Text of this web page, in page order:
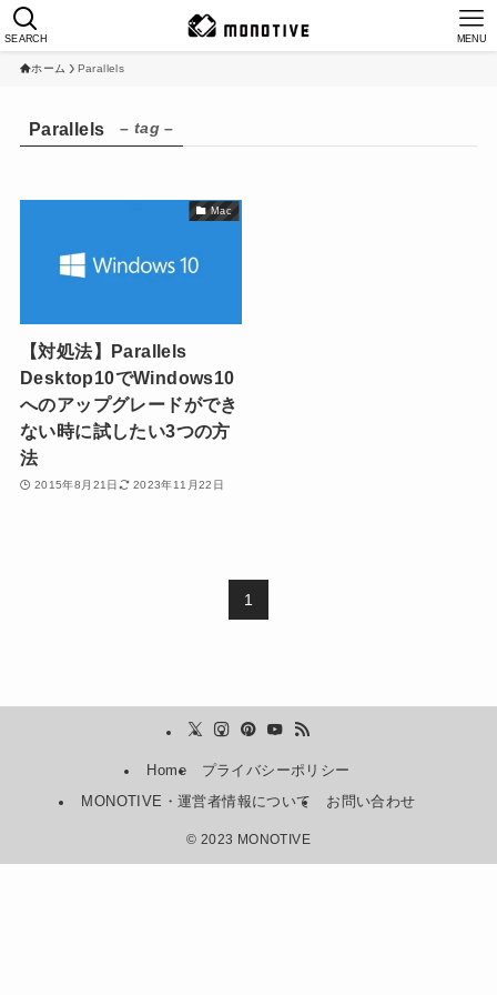
SEARCH MENU
ホーム Parallels
Parallels – tag –
Mac
【対処法】Parallels
Desktop10でWindows10
へのアップグレードができ
ない時に試したい3つの方
法
2015年8月21日 2023年11月22日
1
Home
プライバシーポリシー
MONOTIVE・運営者情報について
お問い合わせ
© 2023 MONOTIVE